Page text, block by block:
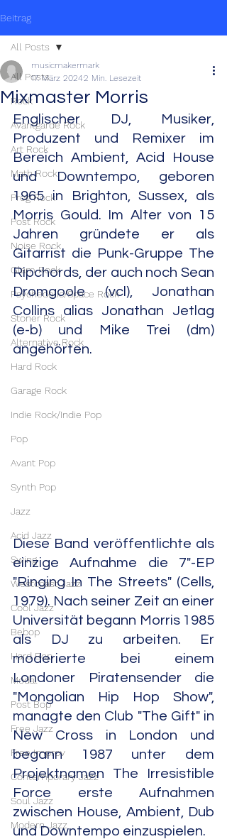
Beitrag
All Posts
Rock
Avantgarde Rock
Art Rock
Math Rock
Prog Rock
Post Rock
Noise Rock
Glam Rock
Psychedelic/Space Rock
Stoner Rock
Alternative Rock
Hard Rock
Garage Rock
Indie Rock/Indie Pop
Pop
Avant Pop
Synth Pop
Jazz
Acid Jazz
Swing
Westcoast Jazz
Cool Jazz
Bebop
Hard Bop
Modal
Post Bop
Free Jazz
Free Improv
Contemporary Jazz
Soul Jazz
Modern Jazz
All Posts
Mixmaster Morris
musicmakermark
17. März 20242 Min. Lesezeit
Englischer DJ, Musiker,
Produzent und Remixer im
Bereich Ambient, Acid House
und Downtempo, geboren
1965 in Brighton, Sussex, als
Morris Gould. Im Alter von 15
Jahren gründete er als
Gitarrist die Punk-Gruppe The
Ripchords, der auch noch Sean
Dromgoole (vcl), Jonathan
Collins alias Jonathan Jetlag
(e-b) und Mike Trei (dm)
angehörten.
Diese Band veröffentlichte als
einzige Aufnahme die 7"-EP
"Ringing In The Streets" (Cells,
1979). Nach seiner Zeit an einer
Universität begann Morris 1985
als DJ zu arbeiten. Er
moderierte bei einem
Londoner Piratensender die
"Mongolian Hip Hop Show",
managte den Club "The Gift" in
New Cross in London und
begann 1987 unter dem
Projektnamen The Irresistible
Force erste Aufnahmen
zwischen House, Ambient, Dub
und Downtempo einzuspielen.